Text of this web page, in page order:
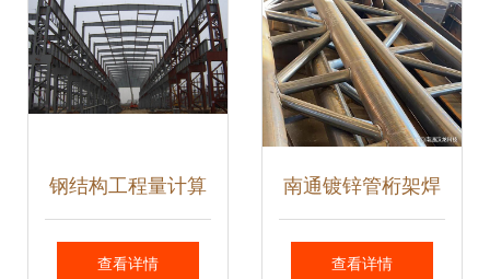
钢结构工程量计算
方法及规则与网架
查看详情
南通镀锌管桁架焊
接与专业非标钢结
查看详情